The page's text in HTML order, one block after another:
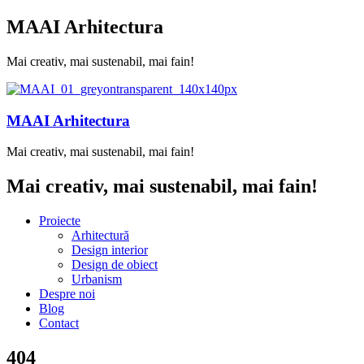
MAAI Arhitectura
Mai creativ, mai sustenabil, mai fain!
MAAI Arhitectura
Mai creativ, mai sustenabil, mai fain!
Mai creativ, mai sustenabil, mai fain!
Proiecte
Arhitectură
Design interior
Design de obiect
Urbanism
Despre noi
Blog
Contact
404